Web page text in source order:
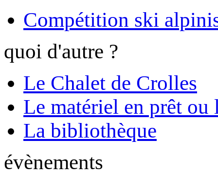
Compétition ski
quoi d'autre ?
Le Chalet de Crolles
Le matériel en prêt ou
La bibliothèque
évènements